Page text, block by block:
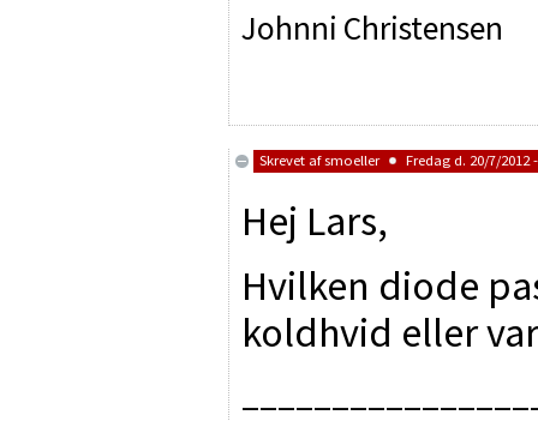
Johnni Christensen
Skrevet afsmoeller Fredag d. 20/7/2012
Hej Lars,
Hvilken diode
koldhvid eller